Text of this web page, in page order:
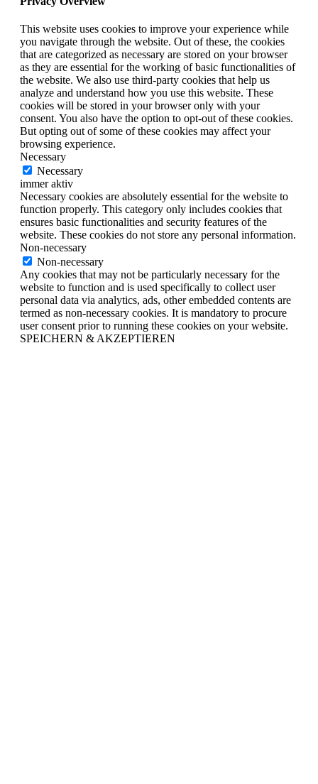
This website uses cookies to improve your experience while
you navigate through the website. Out of these, the cookies
that are categorized as necessary are stored on your browser
as they are essential for the working of basic functionalities of
the website. We also use third-party cookies that help us
analyze and understand how you use this website. These
cookies will be stored in your browser only with your
consent. You also have the option to opt-out of these cookies.
But opting out of some of these cookies may affect your
browsing experience.
Necessary
Necessary
immer aktiv
Necessary cookies are absolutely essential for the website to
function properly. This category only includes cookies that
ensures basic functionalities and security features of the
website. These cookies do not store any personal information.
Non-necessary
Non-necessary
Any cookies that may not be particularly necessary for the
website to function and is used specifically to collect user
personal data via analytics, ads, other embedded contents are
termed as non-necessary cookies. It is mandatory to procure
user consent prior to running these cookies on your website.
SPEICHERN & AKZEPTIEREN